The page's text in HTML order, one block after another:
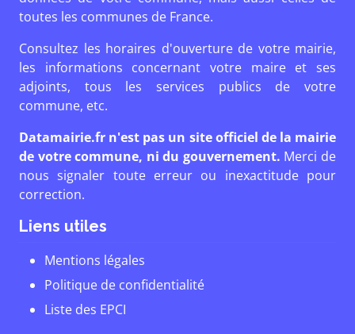
toutes les communes de France.
Consultez les horaires d'ouverture de votre mairie,
les informations concernant votre maire et ses
adjoints, tous les services publics de votre
commune, etc.
Datamairie.fr n'est pas un site officiel de la mairie
de votre commune, ni du gouvernement. Merci de
nous signaler toute erreur ou inexactitude pour
correction.
Liens utiles
Mentions légales
Politique de confidentialité
Liste des EPCI